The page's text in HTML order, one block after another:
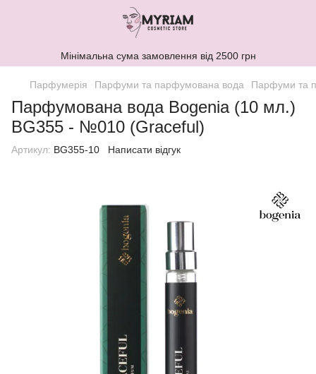
Мінімальна сума замовлення від 2500 грн
Парфумерія Парфуми та парфумована вода Парфуми та
Парфумована вода Bogenia (10 мл.)
BG355 - №010 (Graceful)
Артикул: BG355-10 Написати відгук